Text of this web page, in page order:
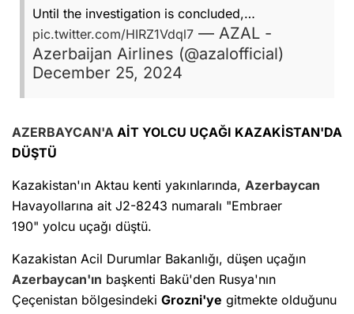
Until the investigation is concluded,…
pic.twitter.com/HIRZ1Vdql7 — AZAL -
Azerbaijan Airlines (@azalofficial)
December 25, 2024
AZERBAYCAN'A AİT YOLCU UÇAĞI KAZAKİSTAN'DA
DÜŞTÜ
Kazakistan'ın Aktau kenti yakınlarında, Azerbaycan
Havayollarına ait J2-8243 numaralı "Embraer
190" yolcu uçağı düştü.
Kazakistan Acil Durumlar Bakanlığı, düşen uçağın
Azerbaycan'ın başkenti Bakü'den Rusya'nın
Çeçenistan bölgesindeki Grozni'ye gitmekte olduğunu